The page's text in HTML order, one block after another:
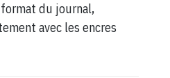
du journal,
avec les encres